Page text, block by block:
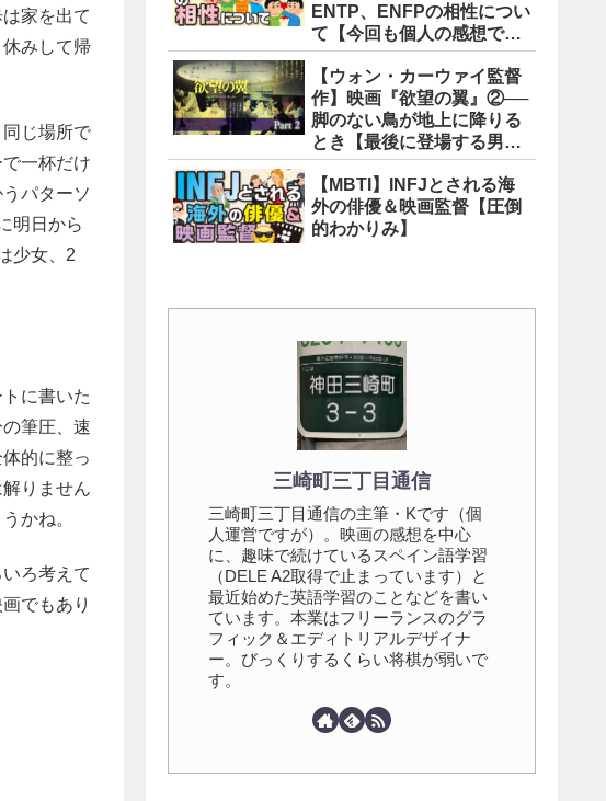
家を出て
みして帰
じ場所で
一杯だけ
パターソ
明日から
少女、2
に書いた
筆圧、速
的に整っ
りません
かね。
ろ考えて
でもあり
ENTP、ENFPの相性につい
て【今回も個人の感想で
す】
【ウォン・カーウァイ監督
作】映画『欲望の翼』②──
脚のない鳥が地上に降りる
とき【最後に登場する男の
意味】
【MBTI】INFJとされる海
外の俳優＆映画監督【圧倒
的わかりみ】
三崎町三丁目通信
三崎町三丁目通信の主筆・Kです（個
人運営ですが）。映画の感想を中心
に、趣味で続けているスペイン語学習
（DELE A2取得で止まっています）と
最近始めた英語学習のことなどを書い
ています。本業はフリーランスのグラ
フィック＆エディトリアルデザイナ
ー。びっくりするくらい将棋が弱いで
す。